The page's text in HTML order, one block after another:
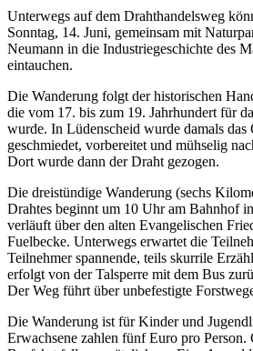
Unterwegs auf dem Drahthandelsweg
Sonntag, 14. Juni, gemeinsam mit
Neumann in die Industriegeschichte des
eintauchen.
Die Wanderung folgt der historischen
die vom 17. bis zum 19. Jahrhundert für
wurde. In Lüdenscheid wurde damals das
geschmiedet, vorbereitet und mühselig
Dort wurde dann der Draht gezogen.
Die dreistündige Wanderung (sechs
Drahtes beginnt um 10 Uhr am Bahnhof
verläuft über den alten Evangelischen
Fuelbecke. Unterwegs erwartet die
Teilnehmer spannende, teils skurrile
erfolgt von der Talsperre mit dem Bus
Der Weg führt über unbefestigte
Die Wanderung ist für Kinder und
Erwachsene zahlen fünf Euro pro Person.